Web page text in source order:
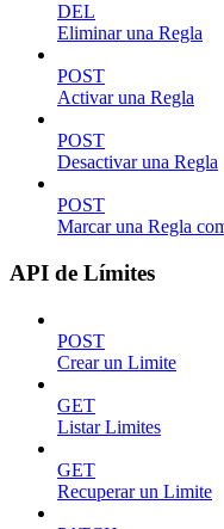
DEL
Eliminar una Regla
POST
Activar una Regla
POST
Desactivar una Regla
POST
Marcar una Regla
API de Límites
POST
Crear un Limite
GET
Listar Limites
GET
Recuperar un Limite